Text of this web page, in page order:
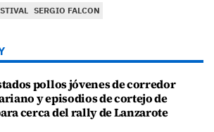
SERGIO FALCON
pollos jóvenes de corredor
y episodios de cortejo de
cerca del rally de Lanzarote